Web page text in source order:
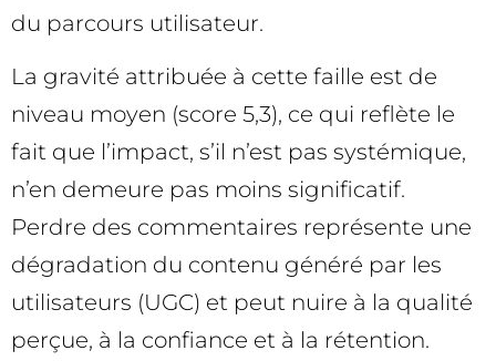
du parcours utilisateur.
La gravité attribuée à cette faille est de
niveau moyen (score 5,3), ce qui reflète le
fait que l’impact, s’il n’est pas systémique,
n’en demeure pas moins significatif.
Perdre des commentaires représente une
dégradation du contenu généré par les
utilisateurs (UGC) et peut nuire à la qualité
perçue, à la confiance et à la rétention.